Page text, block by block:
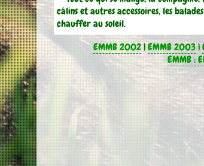
câlins et autres accessoires, les
chauffer au soleil.
EMMB 2002|EMMB 2003|
EMMB :